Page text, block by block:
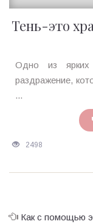
Тень-это
Ирина
MagicTantra
Одно из
раздражение,
...
2498
Как с помощью